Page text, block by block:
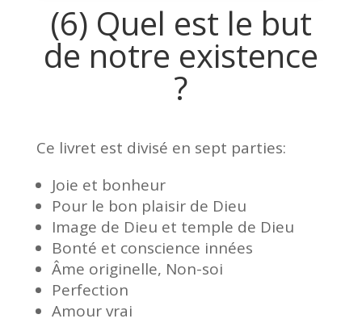
(6) Quel est le but
de notre existence
?
Ce livret est divisé en sept parties:
Joie et bonheur
Pour le bon plaisir de Dieu
Image de Dieu et temple de Dieu
Bonté et conscience innées
Âme originelle, Non-soi
Perfection
Amour vrai